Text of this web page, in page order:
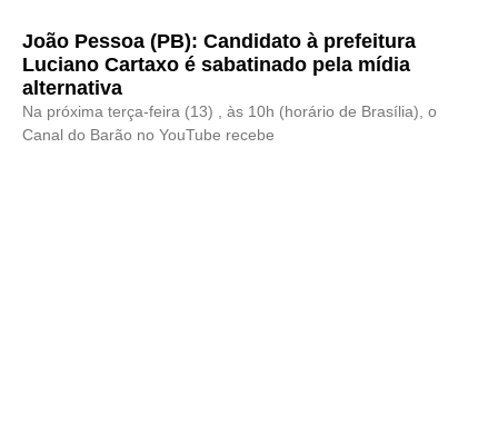
João Pessoa (PB): Candidato à prefeitura
Luciano Cartaxo é sabatinado pela mídia
alternativa
Na próxima terça-feira (13) , às 10h (horário de Brasília), o
Canal do Barão no YouTube recebe